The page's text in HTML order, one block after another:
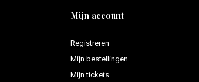
Mijn account
Registreren
Mijn bestellingen
Mijn tickets